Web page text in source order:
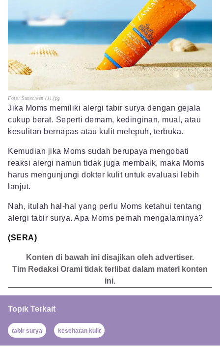
Foto: Sunscreen (1).jpg
Jika Moms memiliki alergi tabir surya dengan gejala
cukup berat. Seperti demam, kedinginan, mual, atau
kesulitan bernapas atau kulit melepuh, terbuka.
Kemudian jika Moms sudah berupaya mengobati
reaksi alergi namun tidak juga membaik, maka Moms
harus mengunjungi dokter kulit untuk evaluasi lebih
lanjut.
Nah, itulah hal-hal yang perlu Moms ketahui tentang
alergi tabir surya. Apa Moms pernah mengalaminya?
(SERA)
Konten di bawah ini disajikan oleh advertiser.
Tim Redaksi Orami tidak terlibat dalam materi konten
ini.
Topik Terkait
tabir surya kesehatan kulit